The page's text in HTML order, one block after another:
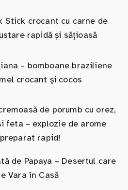
Stick crocant cu carne de
rapidă și sățioasă
– bomboane braziliene
crocant şi cocos
de porumb cu orez,
feta – explozie de arome
rapid!
de Papaya – Desertul care
Vara în Casă